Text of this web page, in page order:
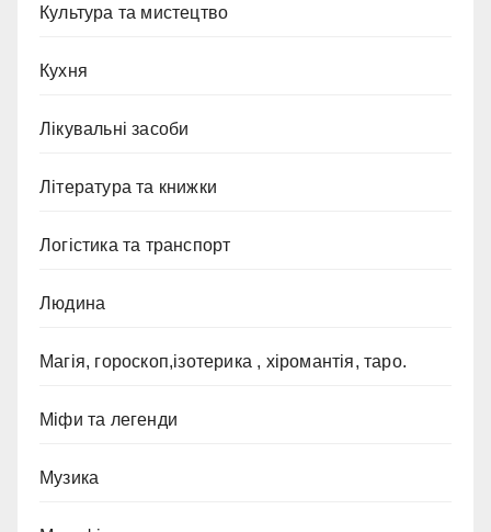
Культура та мистецтво
Кухня
Лікувальні засоби
Література та книжки
Логістика та транспорт
Людина
Магія, гороскоп,ізотерика , хіромантія, таро.
Міфи та легенди
Музика